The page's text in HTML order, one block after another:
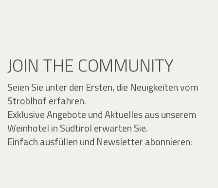
JOIN THE COMMUNITY
Seien Sie unter den Ersten, die Neuigkeiten vom
Stroblhof erfahren.
Exklusive Angebote und Aktuelles aus unserem
Weinhotel in Südtirol erwarten Sie.
Einfach ausfüllen und Newsletter abonnieren: